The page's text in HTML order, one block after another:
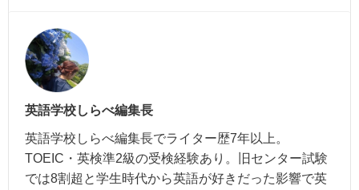
英語学校しらべ編集長
英語学校しらべ編集長でライター歴7年以上。
TOEIC・英検準2級の受検経験あり。旧センター試験
では8割超と学生時代から英語が好きだった影響で英